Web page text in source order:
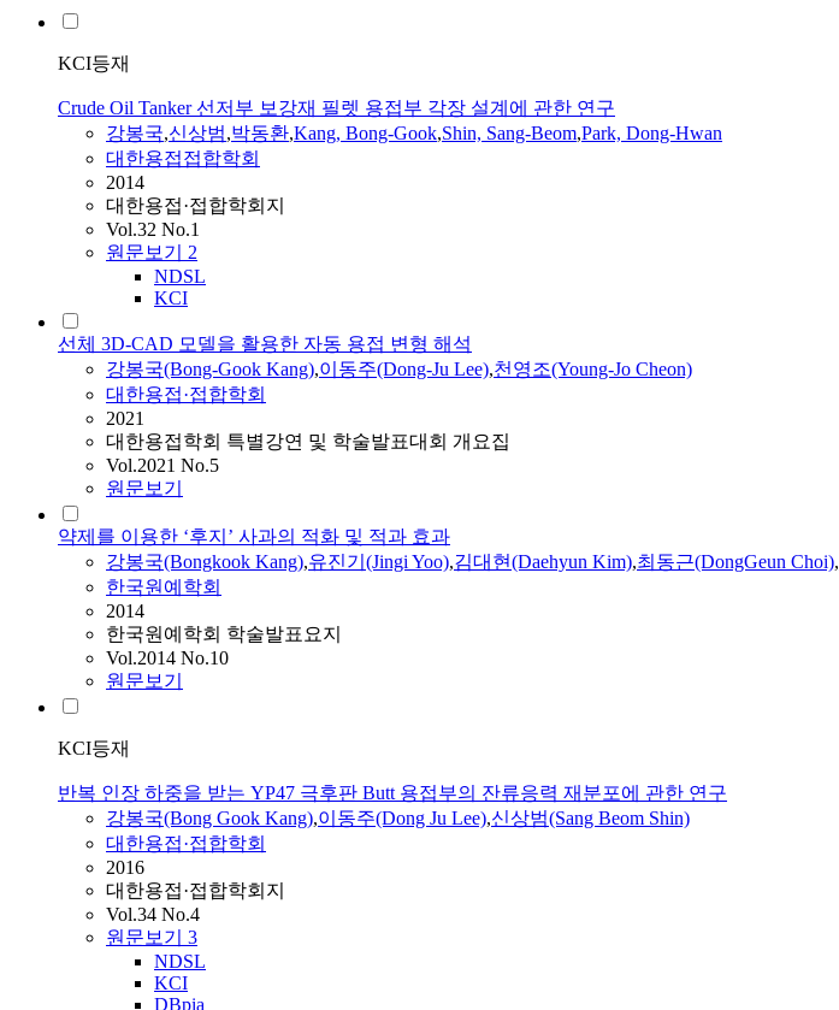
KCI등재
Crude Oil Tanker 선저부 보강재 필렛 용접부 각장 설계에 관한 연구
강봉국,신상범,박동환,Kang, Bong-Gook,Shin, Sang-Beom,Park, Dong-Hwan
대한용접접합학회
2014
대한용접·접합학회지
Vol.32 No.1
원문보기 2
NDSL
KCI
선체 3D-CAD 모델을 활용한 자동 용접 변형 해석
강봉국(Bong-Gook Kang),이동주(Dong-Ju Lee),천영조(Young-Jo Cheon)
대한용접·접합학회
2021
대한용접학회 특별강연 및 학술발표대회 개요집
Vol.2021 No.5
원문보기
약제를 이용한 ‘후지’ 사과의 적화 및 적과 효과
강봉국(Bongkook Kang),유진기(Jingi Yoo),김대현(Daehyun Kim),최동근(DongGeun Choi),
한국원예학회
2014
한국원예학회 학술발표요지
Vol.2014 No.10
원문보기
KCI등재
반복 인장 하중을 받는 YP47 극후판 Butt 용접부의 잔류응력 재분포에 관한 연구
강봉국(Bong Gook Kang),이동주(Dong Ju Lee),신상범(Sang Beom Shin)
대한용접·접합학회
2016
대한용접·접합학회지
Vol.34 No.4
원문보기 3
NDSL
KCI
DBpia